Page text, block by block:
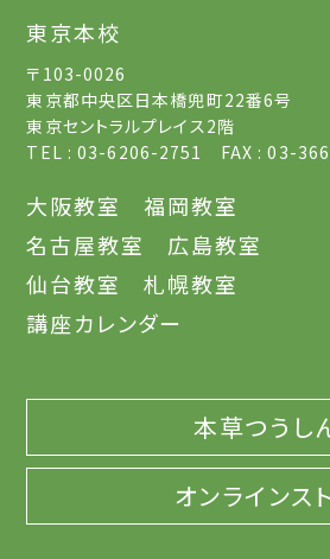
東京本校
〒103-0026
東京都中央区日本橋兜町22番6号
東京セントラルプレイス2階
TEL : 03-6206-2751 FAX : 03-
大阪教室
福岡教室
名古屋教室
広島教室
仙台教室
札幌教室
講座カレンダー
本草つうし
オンラインス